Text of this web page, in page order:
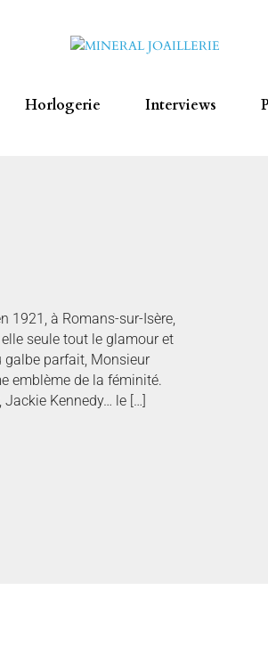
Horlogerie Interviews
1921, à Romans-sur-Isère,
seule tout le glamour et
galbe parfait, Monsieur
emblème de la féminité.
Kennedy… le […]